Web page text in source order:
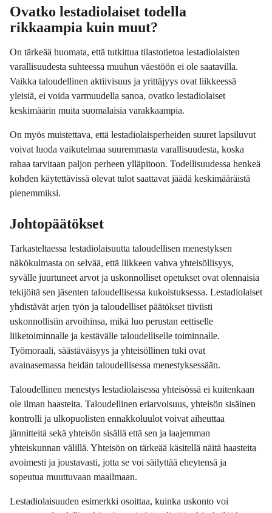
Ovatko lestadiolaiset todella
rikkaampia kuin muut?
On tärkeää huomata, että tutkittua tilastotietoa lestadiolaisten
varallisuudesta suhteessa muuhun väestöön ei ole saatavilla.
Vaikka taloudellinen aktiivisuus ja yrittäjyys ovat liikkeessä
yleisiä, ei voida varmuudella sanoa, ovatko lestadiolaiset
keskimäärin muita suomalaisia varakkaampia.
On myös muistettava, että lestadiolaisperheiden suuret lapsiluvut
voivat luoda vaikutelmaa suuremmasta varallisuudesta, koska
rahaa tarvitaan paljon perheen ylläpitoon. Todellisuudessa henkeä
kohden käytettävissä olevat tulot saattavat jäädä keskimääräistä
pienemmiksi.
Johtopäätökset
Tarkasteltaessa lestadiolaisuutta taloudellisen menestyksen
näkökulmasta on selvää, että liikkeen vahva yhteisöllisyys,
syvälle juurtuneet arvot ja uskonnolliset opetukset ovat olennaisia
tekijöitä sen jäsenten taloudellisessa kukoistuksessa. Lestadiolaiset
yhdistävät arjen työn ja taloudelliset päätökset tiiviisti
uskonnollisiin arvoihinsa, mikä luo perustan eettiselle
liiketoiminnalle ja kestävälle taloudelliselle toiminnalle.
Työmoraali, säästäväisyys ja yhteisöllinen tuki ovat
avainasemassa heidän taloudellisessa menestyksessään.
Taloudellinen menestys lestadiolaisessa yhteisössä ei kuitenkaan
ole ilman haasteita. Taloudellinen eriarvoisuus, yhteisön sisäinen
kontrolli ja ulkopuolisten ennakkoluulot voivat aiheuttaa
jännitteitä sekä yhteisön sisällä että sen ja laajemman
yhteiskunnan välillä. Yhteisön on tärkeää käsitellä näitä haasteita
avoimesti ja joustavasti, jotta se voi säilyttää eheytensä ja
sopeutua muuttuvaan maailmaan.
Lestadiolaisuuden esimerkki osoittaa, kuinka uskonto voi